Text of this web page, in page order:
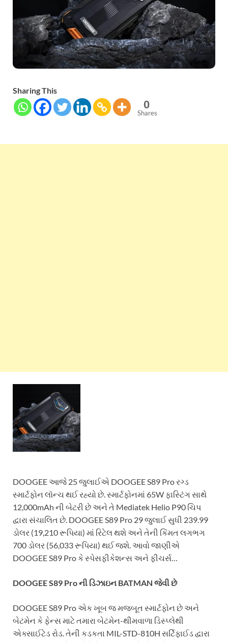
Sharing This
0
Shares
DOOGEE આજે 25 જુલાઈએ DOOGEE S89 Pro રગ્ડ
સ્માર્ટફોન લૉન્ચ થઈ રહ્યો છે. સ્માર્ટફોનમાં 65W ફાસ્ટિંગ સાથે
12,000mAh ની બેટરી છે અને તે Mediatek Helio P90 ચિપ
દ્વારા સંચાલિત છે. DOOGEE S89 Pro 29 જુલાઈ સુધી 239.99
ડોલર (19,210 રૂપિયા) માં રિટેલ થશે અને તેની કિંમત લગભગ
700 ડોલર (56,033 રૂપિયા) થઈ જશે. આવો જાણીએ
DOOGEE S89 Pro કે સ્પેસફીકેશન્સ અને ફીચર્સ…
DOOGEE S89 Pro ની ડિઝાઇન BATMAN જેવી છે
DOOGEE S89 Pro એક ખૂબ જ મજબૂત સ્માર્ટફોન છે અને
બેટમેન કે ફેન્સ માટે તમારા બેટમેન-થીમવાળા ડિસ્પ્લેથી
એક્સાઈટેડ રોડ. તેની કડકતા MIL-STD-810H સર્ટિફાઈડ દ્વારા